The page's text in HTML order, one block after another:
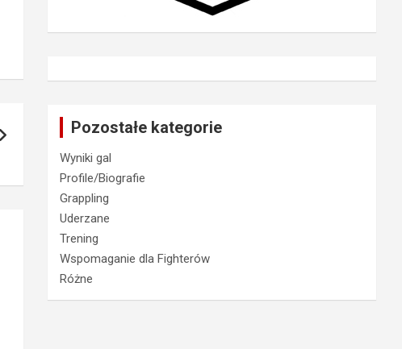
Pozostałe kategorie
Wyniki gal
Profile/Biografie
Grappling
Uderzane
Trening
Wspomaganie dla Fighterów
Różne